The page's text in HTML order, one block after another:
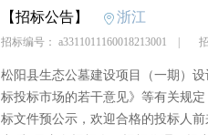
【招标公告】 浙江
招标编号： a3311011160018213001
松阳县生态公墓建设项目（一期）
标投标市场的若干意见》等有关规
标文件预公示，欢迎合格的投标人